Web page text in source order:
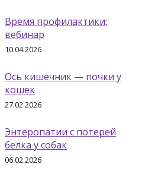
Время профилактики:
вебинар
10.04.2026
Ось кишечник — почки у
кошек
27.02.2026
Энтеропатии с потерей
белка у собак
06.02.2026